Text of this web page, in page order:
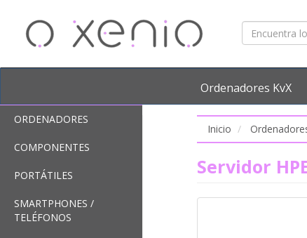
Ordenadores KvX
ORDENADORES
COMPONENTES
PORTÁTILES
SMARTPHONES /
TELÉFONOS
Inicio
Servidor